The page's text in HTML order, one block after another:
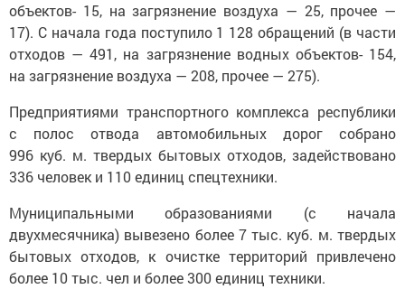
объектов- 15, на загрязнение воздуха — 25, прочее —
17). С начала года поступило 1 128 обращений (в части
отходов — 491, на загрязнение водных объектов- 154,
на загрязнение воздуха — 208, прочее — 275).
Предприятиями транспортного комплекса республики
с полос отвода автомобильных дорог собрано
996 куб. м. твердых бытовых отходов, задействовано
336 человек и 110 единиц спецтехники.
Муниципальными образованиями (с начала
двухмесячника) вывезено более 7 тыс. куб. м. твердых
бытовых отходов, к очистке территорий привлечено
более 10 тыс. чел и более 300 единиц техники.